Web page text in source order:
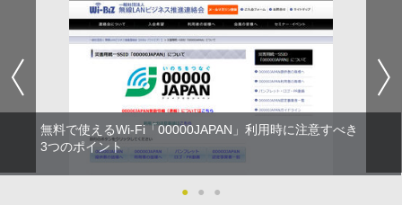
無料で使えるWi-Fi「00000JAPAN」利用時に注意すべき
3つのポイント
● ● ●